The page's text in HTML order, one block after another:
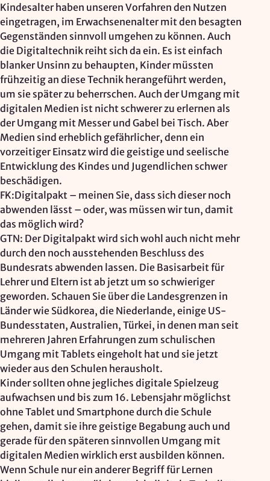
Kindesalter haben unseren Vorfahren den Nutzen
eingetragen, im Erwachsenenalter mit den besagten
Gegenständen sinnvoll umgehen zu können. Auch
die Digitaltechnik reiht sich da ein. Es ist einfach
blanker Unsinn zu behaupten, Kinder müssten
frühzeitig an diese Technik herangeführt werden,
um sie später zu beherrschen. Auch der Umgang mit
digitalen Medien ist nicht schwerer zu erlernen als
der Umgang mit Messer und Gabel bei Tisch. Aber
Medien sind erheblich gefährlicher, denn ein
vorzeitiger Einsatz wird die geistige und seelische
Entwicklung des Kindes und Jugendlichen schwer
beschädigen.
FK:Digitalpakt – meinen Sie, dass sich dieser noch
abwenden lässt – oder, was müssen wir tun, damit
das möglich wird?
GTN: Der Digitalpakt wird sich wohl auch nicht mehr
durch den noch ausstehenden Beschluss des
Bundesrats abwenden lassen. Die Basisarbeit für
Lehrer und Eltern ist ab jetzt um so schwieriger
geworden. Schauen Sie über die Landesgrenzen in
Länder wie Südkorea, die Niederlande, einige US-
Bundesstaten, Australien, Türkei, in denen man seit
mehreren Jahren Erfahrungen zum schulischen
Umgang mit Tablets eingeholt hat und sie jetzt
wieder aus den Schulen herausholt.
Kinder sollten ohne jegliches digitale Spielzeug
aufwachsen und bis zum 16. Lebensjahr möglichst
ohne Tablet und Smartphone durch die Schule
gehen, damit sie ihre geistige Begabung auch und
gerade für den späteren sinnvollen Umgang mit
digitalen Medien wirklich erst ausbilden können.
Wenn Schule nur ein anderer Begriff für Lernen